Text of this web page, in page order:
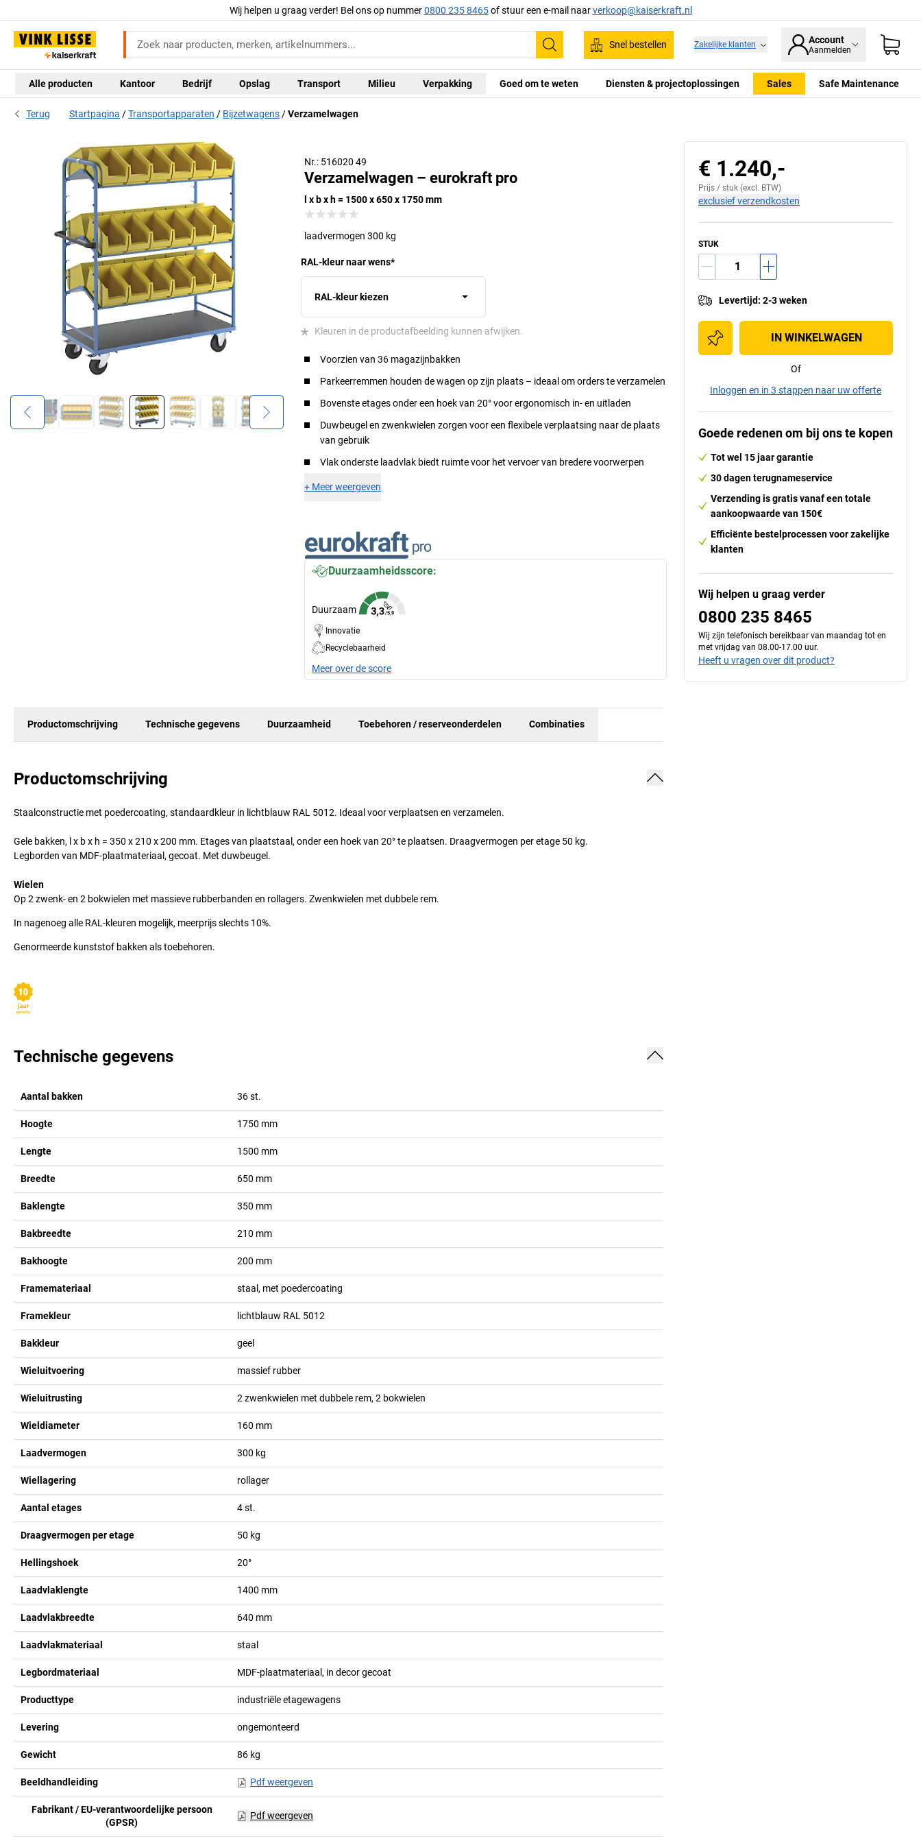
Wij helpen u graag verder! Bel ons op nummer0800 235 8465of stuur een e-mail naarverkoop@kaiserkraft.nl
Zoeken
Snel bestellen Zakelijke klanten Account
Aanmelden
Alle producten Kantoor Bedrijf Opslag Transport Milieu Verpakking Goed om te weten Diensten & projectoplossingen Sales Safe Maintenance
Terug Startpagina Transportapparaten Bijzetwagens Verzamelwagen
Nr.: 516020 49
Verzamelwagen – eurokraft pro
l x b x h = 1500 x 650 x 1750 mm
laadvermogen 300 kg
RAL-kleur naar wens*
RAL-kleur kiezen
* Kleuren in de productafbeelding kunnen afwijken.
Voorzien van 36 magazijnbakken
Parkeerremmen houden de wagen op zijn plaats – ideaal om orders te verzamelen
Bovenste etages onder een hoek van 20° voor ergonomisch in- en uitladen
Duwbeugel en zwenkwielen zorgen voor een flexibele verplaatsing naar de plaats
van gebruik
Vlak onderste laadvlak biedt ruimte voor het vervoer van bredere voorwerpen
+ Meer weergeven
Duurzaamheidsscore:
Duurzaam
Innovatie
Recyclebaarheid
Meer over de score
Productomschrijving Technische gegevens Duurzaamheid Toebehoren / reserveonderdelen Combinaties
Productomschrijving
Staalconstructie met poedercoating, standaardkleur in lichtblauw RAL 5012. Ideaal voor verplaatsen en verzamelen.
Gele bakken, l x b x h = 350 x 210 x 200 mm. Etages van plaatstaal, onder een hoek van 20° te plaatsen. Draagvermogen per etage 50 kg.
Legborden van MDF-plaatmateriaal, gecoat. Met duwbeugel.
Wielen
Op 2 zwenk- en 2 bokwielen met massieve rubberbanden en rollagers. Zwenkwielen met dubbele rem.
In nagenoeg alle RAL-kleuren mogelijk, meerprijs slechts 10%.
Genormeerde kunststof bakken als toebehoren.
Technische gegevens
Aantal bakken 36st.
Hoogte 1750 mm
Lengte 1500 mm
Breedte 650 mm
Baklengte 350 mm
Bakbreedte 210 mm
Bakhoogte 200 mm
Framemateriaal staal, met poedercoating
Framekleur lichtblauw RAL 5012
Bakkleur geel
Wieluitvoering massief rubber
Wieluitrusting 2 zwenkwielen met dubbele rem, 2 bokwielen
Wieldiameter 160 mm
Laadvermogen 300 kg
Wiellagering rollager
Aantal etages 4st.
Draagvermogen per etage 50 kg
Hellingshoek 20°
Laadvlaklengte 1400 mm
Laadvlakbreedte 640 mm
Laadvlakmateriaal staal
Legbordmateriaal MDF-plaatmateriaal, in decor gecoat
Producttype industriële etagewagens
Levering ongemonteerd
Gewicht 86 kg
Beeldhandleiding Pdf weergeven
Fabrikant / EU-verantwoordelijke persoon
(GPSR)
Pdf weergeven
€ 1.240,-
Prijs / stuk (excl. BTW)
exclusief verzendkosten
STUK
Levertijd: 2-3 weken
IN WINKELWAGEN
Of
Inloggen en in 3 stappen naar uw offerte
Goede redenen om bij ons te kopen
Tot wel 15 jaar garantie
30 dagen terugnameservice
Verzending is gratis vanaf een totale
aankoopwaarde van 150€
Efficiënte bestelprocessen voor zakelijke
klanten
Wij helpen u graag verder
0800 235 8465
Wij zijn telefonisch bereikbaar van maandag tot en
met vrijdag van 08.00-17.00 uur.
Heeft u vragen over dit product?